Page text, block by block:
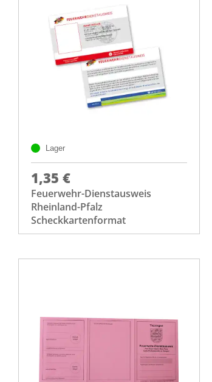
Lager
1,35 €
Feuerwehr-Dienstausweis
Rheinland-Pfalz
Scheckkartenformat